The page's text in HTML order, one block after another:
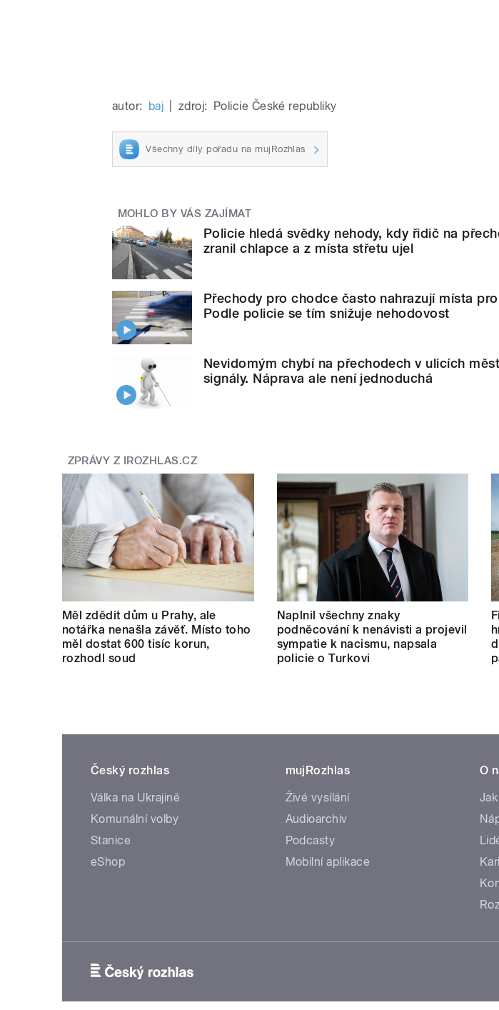
autor: baj zdroj: Policie České republiky
Všechny díly pořadu na mujRozhlas
MOHLO BY VÁS ZAJÍMAT
Policie hledá svědky nehody, kdy řidič na
zranil chlapce a z místa střetu ujel
Přechody pro chodce často nahrazují místa
Podle policie se tím snižuje nehodovost
Nevidomým chybí na přechodech v ulicích
signály. Náprava ale není jednoduchá
ZPRÁVY Z IROZHLAS.CZ
Měl zdědit dům u Prahy, ale
notářka nenašla závěť. Místo toho
měl dostat 600 tisíc korun,
rozhodl soud
Naplnil všechny znaky
podněcování k nenávisti a projevil
sympatie k nacismu, napsala
policie o Turkovi
Český rozhlas
Válka na Ukrajině
Komunální volby
Stanice
eShop
mujRozhlas
Živé vysílání
Audioarchiv
Podcasty
Mobilní aplikace
O